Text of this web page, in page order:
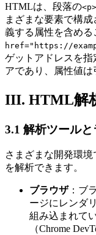
HTMLは、段落の<p>
まざまな要素で構
義する属性を含める
href="https://
ゲットアドレスを
アであり、属性値は
III. HTML解
3.1 解析ツールと
さまざまな開発環
を解析できます。
ブラウザ ：ブ
ージにレンダ
組み込まれて
（Chrome